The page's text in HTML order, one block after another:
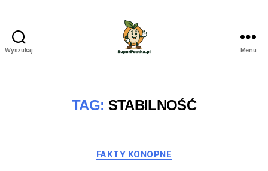
Wyszukaj Menu
TAG: STABILNOŚĆ
Kategorie
FAKTY KONOPNE